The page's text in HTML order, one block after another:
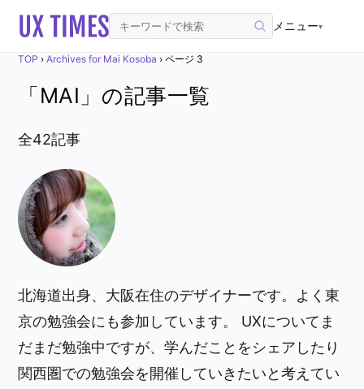
メニュー▾
TOP ›Archives for Mai Kosoba ›ページ 3
「MAI」の記事一覧
全42記事
北海道出身、大阪在住のデザイナーです。よく東
京の勉強会にも参加しています。 UXについてま
だまだ勉強中ですが、学んだことをシェアしたり
関西圏での勉強会を開催していきたいと考えてい